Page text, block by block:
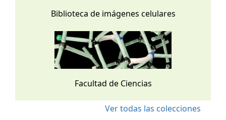
Biblioteca de imágenes celulares
Facultad de Ciencias
Ver todas las colecciones